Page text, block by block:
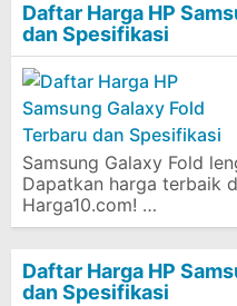
Daftar Harga HP
dan Spesifikasi
Samsung Galaxy Fold
Dapatkan harga terbaik
Harga10.com! …
Daftar Harga HP
dan Spesifikasi